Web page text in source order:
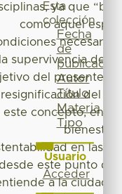
ya que
como aquel
supervivencia de
del presente
resignificación del
este concepto, en
en las
desde este punto de
a la ciudad
Esta
colección
Fecha
de
publicación
Autor
Título
Materia
Tipo
Usuario
Acceder